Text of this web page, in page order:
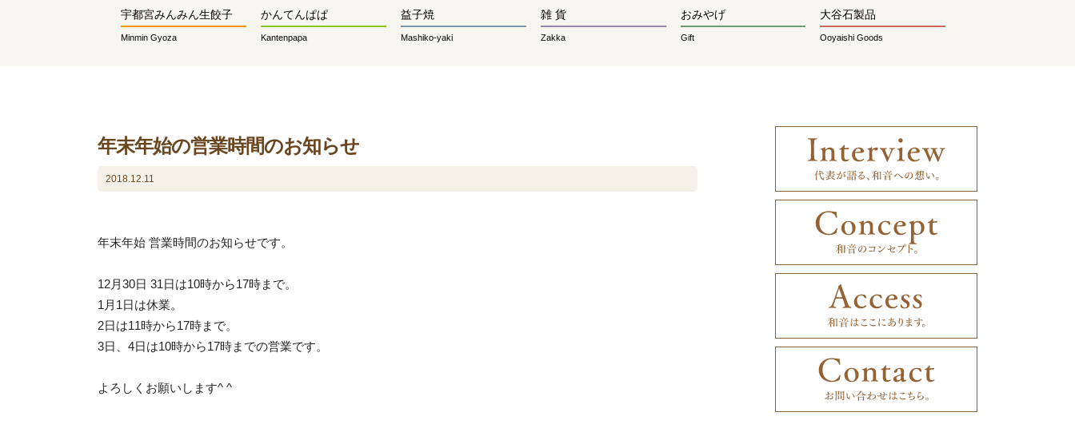
宇都宮みんみん生餃子
Minmin Gyoza
かんてんぱぱ
Kantenpapa
益子焼
Mashiko-yaki
雑 貨
Zakka
おみやげ
Gift
大谷石製品
Ooyaishi Goods
年末年始の営業時間のお知らせ
2018.12.11
年末年始 営業時間のお知らせです。
12月30日 31日は10時から17時まで。
1月1日は休業。
2日は11時から17時まで。
3日、4日は10時から17時までの営業です。
よろしくお願いします^ ^